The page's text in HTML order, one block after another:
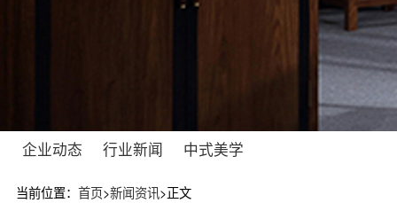
企业动态 行业新闻 中式美学
当前位置： 首页>新闻资讯>正文